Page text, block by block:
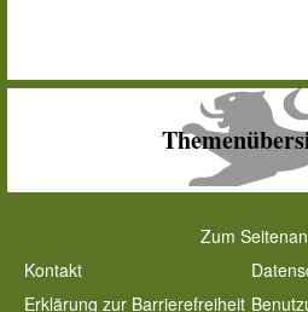
Zum
Kontakt
Erklärung zur Barrierefreiheit